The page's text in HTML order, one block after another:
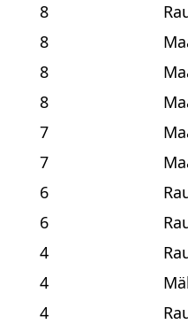
8
8
8
8
7
7
6
6
4
4
4